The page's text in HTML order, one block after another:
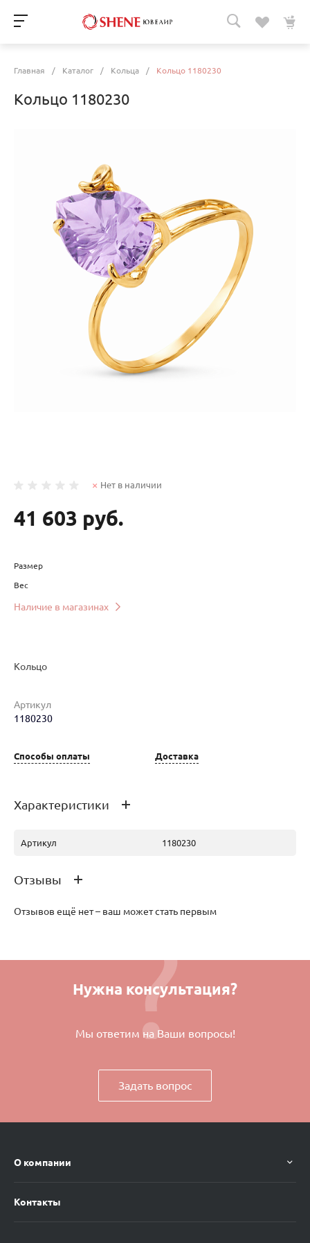
Главная / Каталог / Кольца / Кольцо 1180230
Кольцо 1180230
Нет в наличии
41 603 руб.
Размер
Вес
Наличие в магазинах
Наименование товара
Кольцо
Артикул
1180230
Способы оплаты Доставка
Характеристики
Артикул 1180230
Отзывы
Отзывов ещё нет – ваш может стать первым
Нужна консультация?
Мы ответим на Ваши вопросы!
Задать вопрос
О компании
Контакты